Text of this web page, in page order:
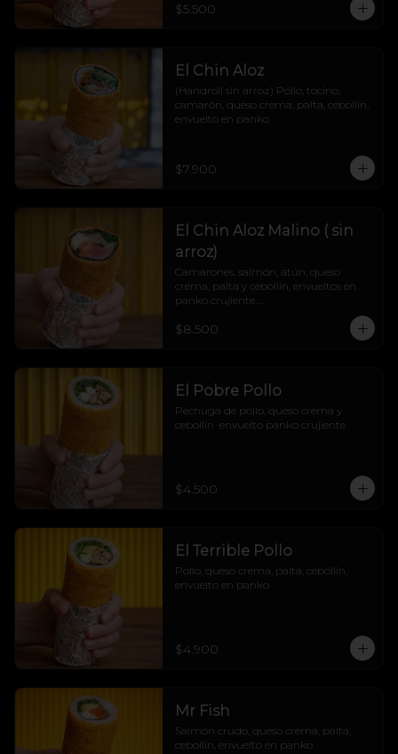
$5.500
El Chin Aloz
(Handroll sin arroz) Pollo, tocino,
camarón, queso crema, palta, cebollín,
envuelto en panko
$7.900
El Chin Aloz Malino ( sin
arroz)
Camarones, salmón, atún, queso
crema, palta y cebollín, envueltos en
panko crujiente.
Cremosito, marino y explosivo. ¡Un trío
marino sin arroz, pero con pura
$8.500
El Pobre Pollo
Pechuga de pollo, queso crema y
cebollín  envuelto panko crujiente
$4.500
El Terrible Pollo
Pollo, queso crema, palta, cebollín,
envuelto en panko
$4.900
Mr Fish
Salmón crudo, queso crema, palta,
cebollín, envuelto en panko